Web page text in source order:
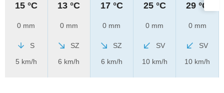
15 °C
0 mm
S
5 km/h
13 °C
0 mm
SZ
6 km/h
17 °C
0 mm
SZ
6 km/h
25 °C
0 mm
SV
10 km/h
29 °C
0 mm
SV
10 km/h